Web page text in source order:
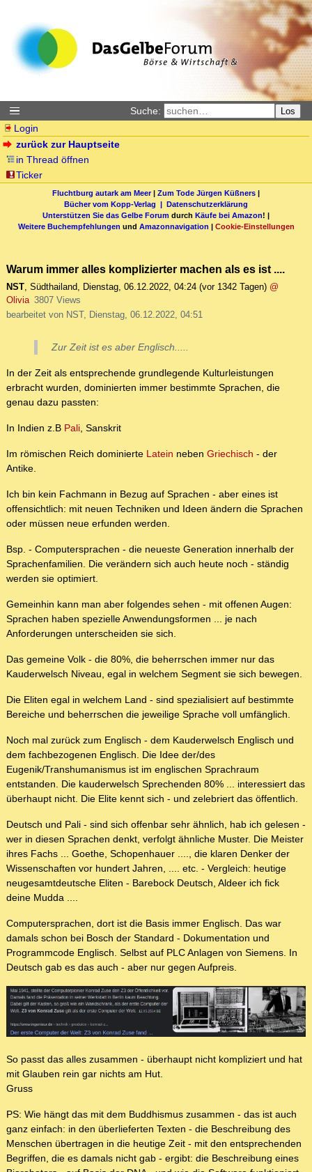
Suche: Los
Login
zurück zur Hauptseite
in Thread öffnen
Ticker
Fluchtburg autark am Meer| Zum Tode Jürgen Küßners |
Bücher vom Kopp-Verlag | Datenschutzerklärung
Unterstützen Sie das Gelbe Forum durch Käufe bei Amazon! |
Weitere Buchempfehlungen und Amazonnavigation | Cookie-Einstellungen
Warum immer alles komplizierter machen als es ist ....
NST, Südthailand, Dienstag, 06.12.2022, 04:24 (vor 1342 Tagen) @
Olivia 3807 Views
bearbeitet von NST, Dienstag, 06.12.2022, 04:51
Zur Zeit ist es aber Englisch.....
In der Zeit als entsprechende grundlegende Kulturleistungen
erbracht wurden, dominierten immer bestimmte Sprachen, die
genau dazu passten:
In Indien z.B Pali, Sanskrit
Im römischen Reich dominierte Latein neben Griechisch - der
Antike.
Ich bin kein Fachmann in Bezug auf Sprachen - aber eines ist
offensichtlich: mit neuen Techniken und Ideen ändern die Sprachen
oder müssen neue erfunden werden.
Bsp. - Computersprachen - die neueste Generation innerhalb der
Sprachenfamilien. Die verändern sich auch heute noch - ständig
werden sie optimiert.
Gemeinhin kann man aber folgendes sehen - mit offenen Augen:
Sprachen haben spezielle Anwendungsformen ... je nach
Anforderungen unterscheiden sie sich.
Das gemeine Volk - die 80%, die beherrschen immer nur das
Kauderwelsch Niveau, egal in welchem Segment sie sich bewegen.
Die Eliten egal in welchem Land - sind spezialisiert auf bestimmte
Bereiche und beherrschen die jeweilige Sprache voll umfänglich.
Noch mal zurück zum Englisch - dem Kauderwelsch Englisch und
dem fachbezogenen Englisch. Die Idee der/des
Eugenik/Transhumanismus ist im englischen Sprachraum
entstanden. Die kauderwelsch Sprechenden 80% ... interessiert das
überhaupt nicht. Die Elite kennt sich - und zelebriert das öffentlich.
Deutsch und Pali - sind sich offenbar sehr ähnlich, hab ich gelesen -
wer in diesen Sprachen denkt, verfolgt ähnliche Muster. Die Meister
ihres Fachs ... Goethe, Schopenhauer ...., die klaren Denker der
Wissenschaften vor hundert Jahren, .... etc. - Vergleich: heutige
neugesamtdeutsche Eliten - Barebock Deutsch, Aldeer ich fick
deine Mudda ....
Computersprachen, dort ist die Basis immer Englisch. Das war
damals schon bei Bosch der Standard - Dokumentation und
Programmcode Englisch. Selbst auf PLC Anlagen von Siemens. In
Deutsch gab es das auch - aber nur gegen Aufpreis.
So passt das alles zusammen - überhaupt nicht kompliziert und hat
mit Glauben rein gar nichts am Hut.
Gruss
PS: Wie hängt das mit dem Buddhismus zusammen - das ist auch
ganz einfach: in den überlieferten Texten - die Beschreibung des
Menschen übertragen in die heutige Zeit - mit den entsprechenden
Begriffen, die es damals nicht gab - ergibt: die Beschreibung eines